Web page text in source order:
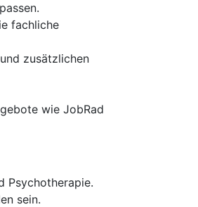
fachliche
zusätzlichen
wie JobRad
Psychotherapie.
sein.